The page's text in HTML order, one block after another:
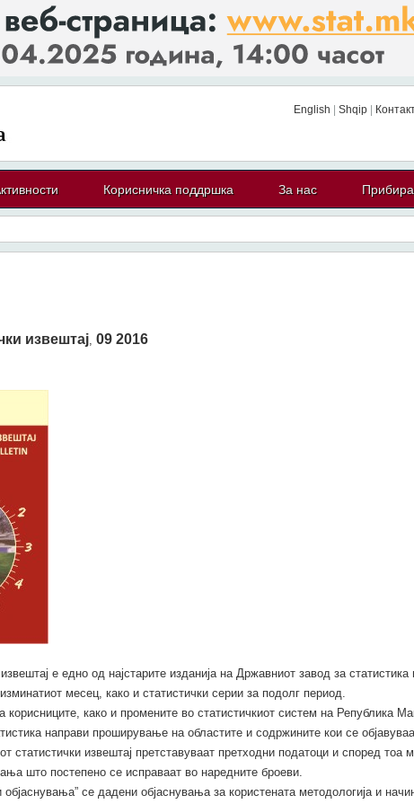
English Shqip|
Корисничка поддршка За нас
извештај, 09 2016
е едно од најстарите изданија на Државниот завод за статистика
месец, како и статистички серии за подолг период.
корисниците, како и промените во статистичкиот систем на Република
направи проширување на областите и содржините кои се
статистички извештај претставуваат претходни податоци и според тоа
што постепено се исправаат во наредните броеви.
се дадени објаснувања за користената методологија и